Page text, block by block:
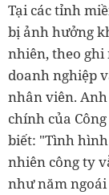
Tại các tỉnh
bị ảnh hưởng
nhiên, theo ghi
doanh nghiệp
nhân viên.
chính của
biết: "Tình
nhiên công ty
như năm ngoái